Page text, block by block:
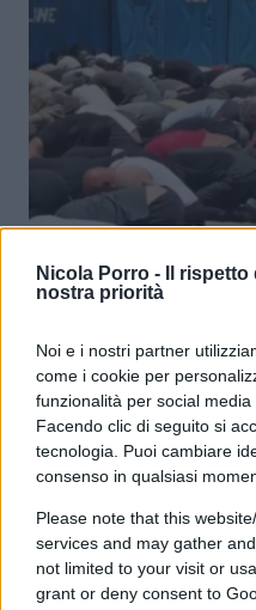
Nicola Porro -
Il
nostra priorità
Noi e i nostri partner
come i cookie per
funzionalità per social
Facendo clic di seguito si
tecnologia. Puoi cambiare
consenso in qualsiasi
Please note that this
services and may gather
not limited to your visit or
grant or deny consent to
Isteria Flotilla,
ostaggio dei pro-
diFederico Punzi
22 Maggio 2026, 5:58